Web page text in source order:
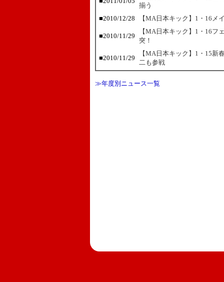
揃う
■2010/12/28 【MA日本キック】1・16メ
■2010/11/29
【MA日本キック】1・16フ
突！
■2010/11/29
【MA日本キック】1・15新
二も参戦
≫年度別ニュース一覧